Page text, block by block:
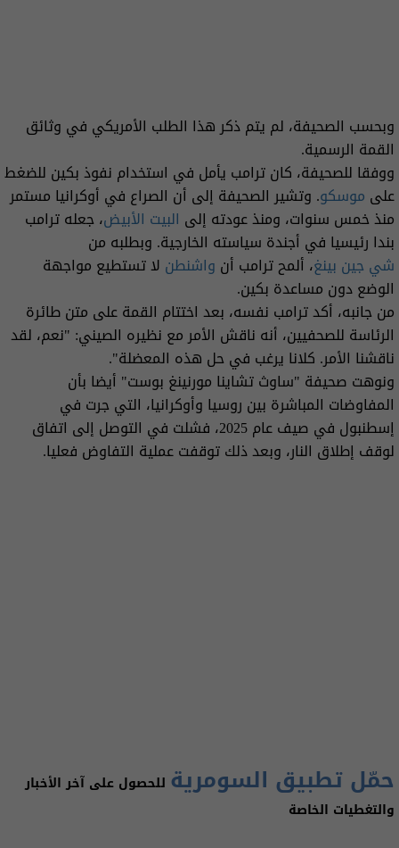
وبحسب الصحيفة، لم يتم ذكر هذا الطلب الأمريكي في وثائق
القمة الرسمية.
ووفقا للصحيفة، كان ترامب يأمل في استخدام نفوذ بكين للضغط
على موسكو. وتشير الصحيفة إلى أن الصراع في أوكرانيا مستمر
منذ خمس سنوات، ومنذ عودته إلى البيت الأبيض، جعله ترامب
بندا رئيسيا في أجندة سياسته الخارجية. وبطلبه من
شي جين بينغ، ألمح ترامب أن واشنطن لا تستطيع مواجهة
الوضع دون مساعدة بكين.
من جانبه، أكد ترامب نفسه، بعد اختتام القمة على متن طائرة
الرئاسة للصحفيين، أنه ناقش الأمر مع نظيره الصيني: "نعم، لقد
ناقشنا الأمر. كلانا يرغب في حل هذه المعضلة".
ونوهت صحيفة "ساوث تشاينا مورنينغ بوست" أيضا بأن
المفاوضات المباشرة بين روسيا وأوكرانيا، التي جرت في
إسطنبول في صيف عام 2025، فشلت في التوصل إلى اتفاق
لوقف إطلاق النار، وبعد ذلك توقفت عملية التفاوض فعليا.
حمّل تطبيق السومرية للحصول على آخر الأخبار
والتغطيات الخاصة